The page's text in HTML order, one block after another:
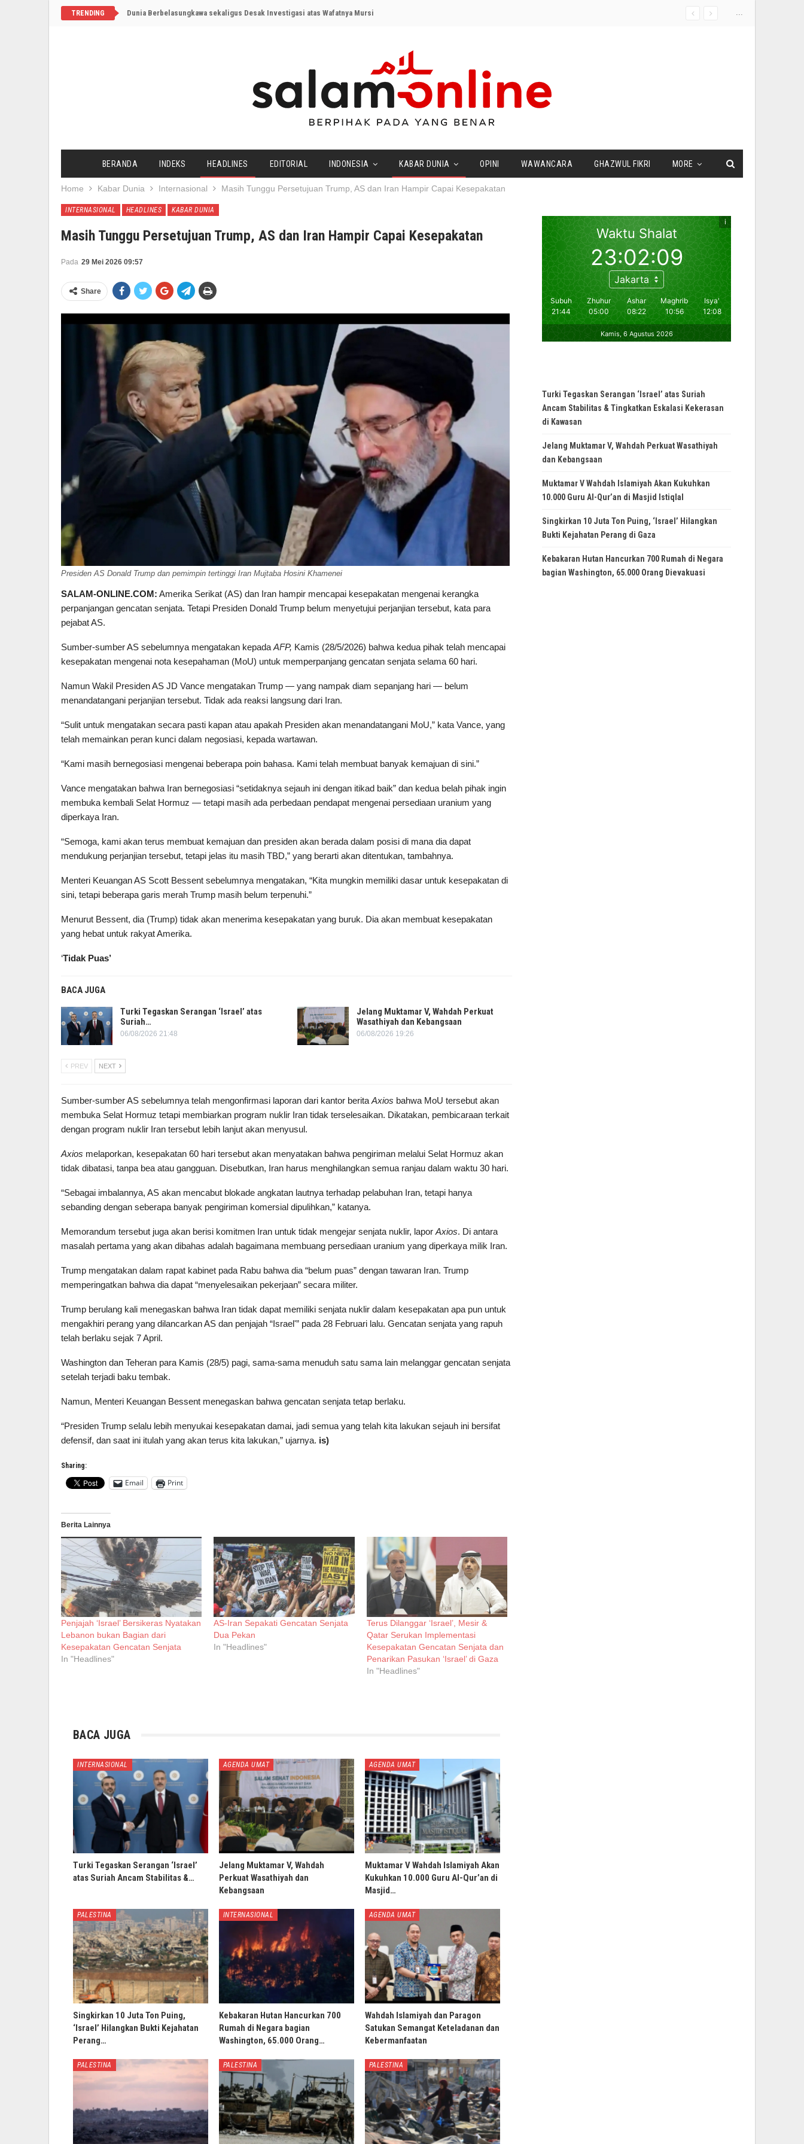
...
TRENDING Dunia Berbelasungkawa sekaligus Desak Investigasi atas Wafatnya Mursi
BERANDA INDEKS HEADLINES EDITORIAL INDONESIA KABAR DUNIA OPINI WAWANCARA GHAZWUL FIKRI MORE
Home Kabar Dunia Internasional Masih Tunggu Persetujuan Trump, AS dan Iran Hampir Capai Kesepakatan
INTERNASIONAL HEADLINES KABAR DUNIA
Masih Tunggu Persetujuan Trump, AS dan Iran Hampir Capai Kesepakatan
Pada 29 Mei 2026 09:57
Share
Presiden AS Donald Trump dan pemimpin tertinggi Iran Mujtaba Hosini Khamenei
SALAM-ONLINE.COM: Amerika Serikat (AS) dan Iran hampir mencapai kesepakatan mengenai kerangka
perpanjangan gencatan senjata. Tetapi Presiden Donald Trump belum menyetujui perjanjian tersebut, kata para
pejabat AS.
Sumber-sumber AS sebelumnya mengatakan kepada AFP, Kamis (28/5/2026) bahwa kedua pihak telah mencapai
kesepakatan mengenai nota kesepahaman (MoU) untuk memperpanjang gencatan senjata selama 60 hari.
Namun Wakil Presiden AS JD Vance mengatakan Trump — yang nampak diam sepanjang hari — belum
menandatangani perjanjian tersebut. Tidak ada reaksi langsung dari Iran.
“Sulit untuk mengatakan secara pasti kapan atau apakah Presiden akan menandatangani MoU,” kata Vance, yang
telah memainkan peran kunci dalam negosiasi, kepada wartawan.
“Kami masih bernegosiasi mengenai beberapa poin bahasa. Kami telah membuat banyak kemajuan di sini.”
Vance mengatakan bahwa Iran bernegosiasi “setidaknya sejauh ini dengan itikad baik” dan kedua belah pihak ingin
membuka kembali Selat Hormuz — tetapi masih ada perbedaan pendapat mengenai persediaan uranium yang
diperkaya Iran.
“Semoga, kami akan terus membuat kemajuan dan presiden akan berada dalam posisi di mana dia dapat
mendukung perjanjian tersebut, tetapi jelas itu masih TBD,” yang berarti akan ditentukan, tambahnya.
Menteri Keuangan AS Scott Bessent sebelumnya mengatakan, “Kita mungkin memiliki dasar untuk kesepakatan di
sini, tetapi beberapa garis merah Trump masih belum terpenuhi.”
Menurut Bessent, dia (Trump) tidak akan menerima kesepakatan yang buruk. Dia akan membuat kesepakatan
yang hebat untuk rakyat Amerika.
‘Tidak Puas’
BACA JUGA
Turki Tegaskan Serangan ‘Israel’ atas
Suriah…
06/08/2026 21:48
Jelang Muktamar V, Wahdah Perkuat
Wasathiyah dan Kebangsaan
06/08/2026 19:26
PREV NEXT
Sumber-sumber AS sebelumnya telah mengonfirmasi laporan dari kantor berita Axios bahwa MoU tersebut akan
membuka Selat Hormuz tetapi membiarkan program nuklir Iran tidak terselesaikan. Dikatakan, pembicaraan terkait
dengan program nuklir Iran tersebut lebih lanjut akan menyusul.
Axios melaporkan, kesepakatan 60 hari tersebut akan menyatakan bahwa pengiriman melalui Selat Hormuz akan
tidak dibatasi, tanpa bea atau gangguan. Disebutkan, Iran harus menghilangkan semua ranjau dalam waktu 30 hari.
“Sebagai imbalannya, AS akan mencabut blokade angkatan lautnya terhadap pelabuhan Iran, tetapi hanya
sebanding dengan seberapa banyak pengiriman komersial dipulihkan,” katanya.
Memorandum tersebut juga akan berisi komitmen Iran untuk tidak mengejar senjata nuklir, lapor Axios. Di antara
masalah pertama yang akan dibahas adalah bagaimana membuang persediaan uranium yang diperkaya milik Iran.
Trump mengatakan dalam rapat kabinet pada Rabu bahwa dia “belum puas” dengan tawaran Iran. Trump
memperingatkan bahwa dia dapat “menyelesaikan pekerjaan” secara militer.
Trump berulang kali menegaskan bahwa Iran tidak dapat memiliki senjata nuklir dalam kesepakatan apa pun untuk
mengakhiri perang yang dilancarkan AS dan penjajah “Israel'” pada 28 Februari lalu. Gencatan senjata yang rapuh
telah berlaku sejak 7 April.
Washington dan Teheran para Kamis (28/5) pagi, sama-sama menuduh satu sama lain melanggar gencatan senjata
setelah terjadi baku tembak.
Namun, Menteri Keuangan Bessent menegaskan bahwa gencatan senjata tetap berlaku.
“Presiden Trump selalu lebih menyukai kesepakatan damai, jadi semua yang telah kita lakukan sejauh ini bersifat
defensif, dan saat ini itulah yang akan terus kita lakukan,” ujarnya. is)
Sharing:
Email Print
Berita Lainnya
Penjajah ‘Israel’ Bersikeras Nyatakan
Lebanon bukan Bagian dari
Kesepakatan Gencatan Senjata
In "Headlines"
AS-Iran Sepakati Gencatan Senjata
Dua Pekan
In "Headlines"
Terus Dilanggar ‘Israel’, Mesir &
Qatar Serukan Implementasi
Kesepakatan Gencatan Senjata dan
Penarikan Pasukan ‘Israel’ di Gaza
In "Headlines"
BACA JUGA
INTERNASIONAL
Turki Tegaskan Serangan ‘Israel’
atas Suriah Ancam Stabilitas &…
AGENDA UMAT
Jelang Muktamar V, Wahdah
Perkuat Wasathiyah dan
Kebangsaan
AGENDA UMAT
Muktamar V Wahdah Islamiyah Akan
Kukuhkan 10.000 Guru Al-Qur’an di
Masjid…
PALESTINA
Singkirkan 10 Juta Ton Puing,
‘Israel’ Hilangkan Bukti Kejahatan
Perang…
INTERNASIONAL
Kebakaran Hutan Hancurkan 700
Rumah di Negara bagian
Washington, 65.000 Orang…
AGENDA UMAT
Wahdah Islamiyah dan Paragon
Satukan Semangat Keteladanan dan
Kebermanfaatan
PALESTINA PALESTINA PALESTINA
Turki Tegaskan Serangan ‘Israel’ atas Suriah
Ancam Stabilitas & Tingkatkan Eskalasi Kekerasan
di Kawasan
Jelang Muktamar V, Wahdah Perkuat Wasathiyah
dan Kebangsaan
Muktamar V Wahdah Islamiyah Akan Kukuhkan
10.000 Guru Al-Qur’an di Masjid Istiqlal
Singkirkan 10 Juta Ton Puing, ‘Israel’ Hilangkan
Bukti Kejahatan Perang di Gaza
Kebakaran Hutan Hancurkan 700 Rumah di Negara
bagian Washington, 65.000 Orang Dievakuasi